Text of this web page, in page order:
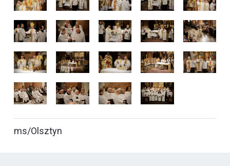
ms/Olsztyn